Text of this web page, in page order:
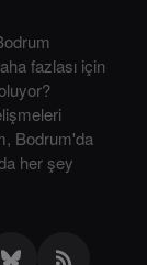
fazlası için
Bodrum'da
her şey